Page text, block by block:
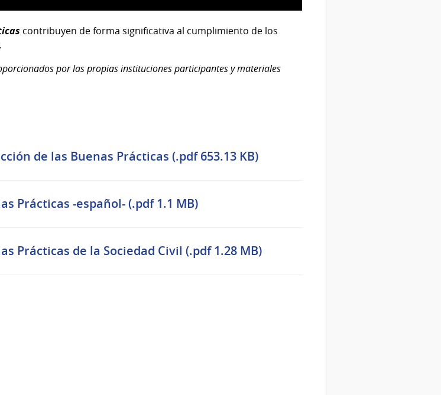
contribuyen de forma significativa al cumplimiento de los
por las propias instituciones participantes y materiales
de las Buenas Prácticas (.pdf 653.13 KB)
Prácticas -español- (.pdf 1.1 MB)
Prácticas de la Sociedad Civil (.pdf 1.28 MB)